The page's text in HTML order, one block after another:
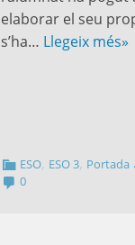
elaborar el seu
s’ha… Llegeix més»
ESO ESO 3 Portada
0